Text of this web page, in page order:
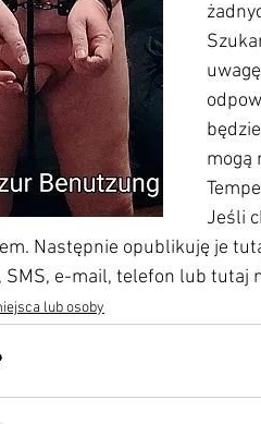
mogą
Jeśli
Następnie opublikuję je
SMS, e-mail, telefon lub tutaj
lub osoby